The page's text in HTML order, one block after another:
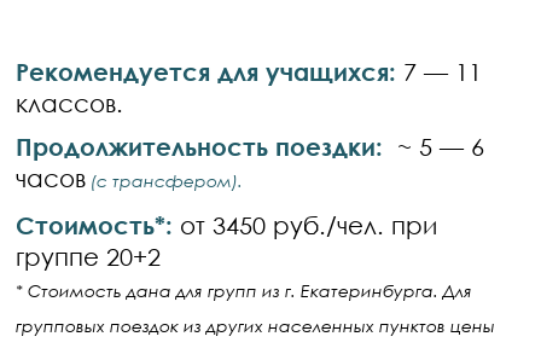
Рекомендуется для учащихся: 7 — 11
классов.
Продолжительность поездки: ~ 5 — 6
часов (с трансфером).
Стоимость*: от 3450 руб./чел. при
группе 20+2
* Стоимость дана для групп из г. Екатеринбурга. Для
групповых поездок из других населенных пунктов цены